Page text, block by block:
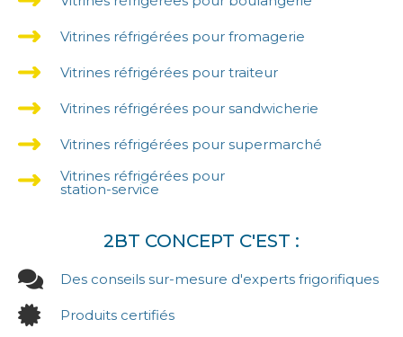
Vitrines réfrigérées pour fromagerie
Vitrines réfrigérées pour traiteur
Vitrines réfrigérées pour sandwicherie
Vitrines réfrigérées pour supermarché
Vitrines réfrigérées pour
station-service
2BT CONCEPT C'EST :
Des conseils sur-mesure d'experts frigorifiques
Produits certifiés